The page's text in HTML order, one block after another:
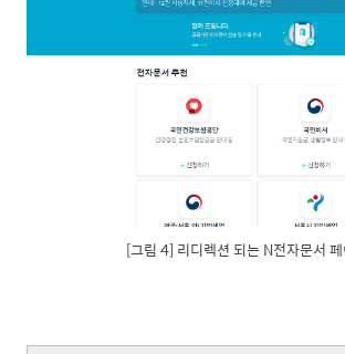
[그림 4] 리디렉션 되는 N전자문서